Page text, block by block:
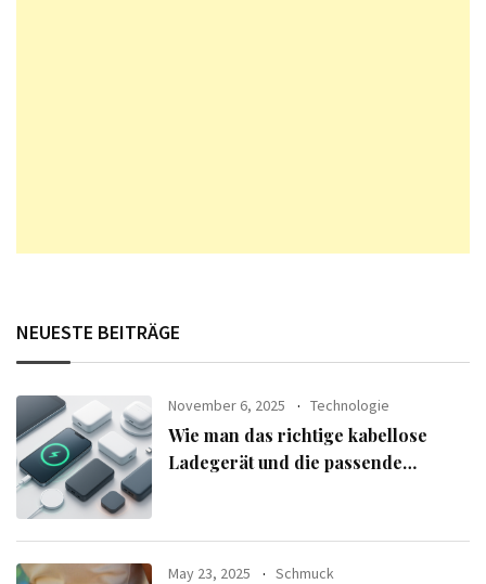
NEUESTE BEITRÄGE
November 6, 2025 Technologie
Wie man das richtige kabellose
Ladegerät und die passende
May 23, 2025 Schmuck